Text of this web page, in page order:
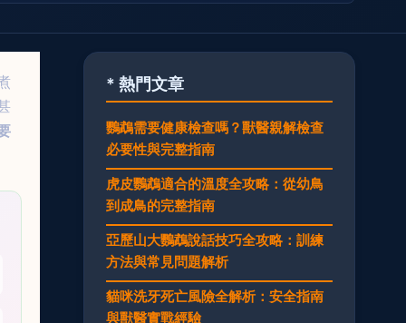
* 熱門文章
鸚鵡需要健康檢查嗎？獸醫親解檢查
必要性與完整指南
虎皮鸚鵡適合的溫度全攻略：從幼鳥
到成鳥的完整指南
亞歷山大鸚鵡說話技巧全攻略：訓練
方法與常見問題解析
貓咪洗牙死亡風險全解析：安全指南
與獸醫實戰經驗